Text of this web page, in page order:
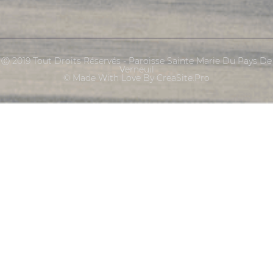
Ⓒ 2019 Tout Droits Réservés - Paroisse Sainte Marie Du Pays De
Verneuil
© Made With Love By CreaSite.Pro